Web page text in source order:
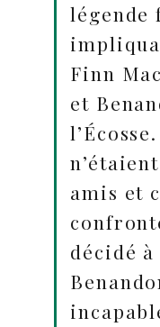
légende
Finn
et
amis et
décidé